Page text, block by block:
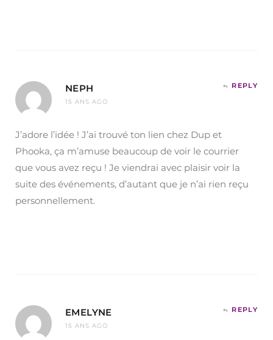
NEPH
15 ANS AGO
REPLY
J’adore l’idée ! J’ai trouvé ton lien chez Dup et
Phooka, ça m’amuse beaucoup de voir le courrier
que vous avez reçu ! Je viendrai avec plaisir voir la
suite des événements, d’autant que je n’ai rien reçu
personnellement.
EMELYNE
15 ANS AGO
REPLY